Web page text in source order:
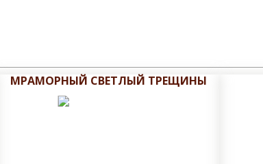
МРАМОРНЫЙ СВЕТЛЫЙ ТРЕЩИНЫ